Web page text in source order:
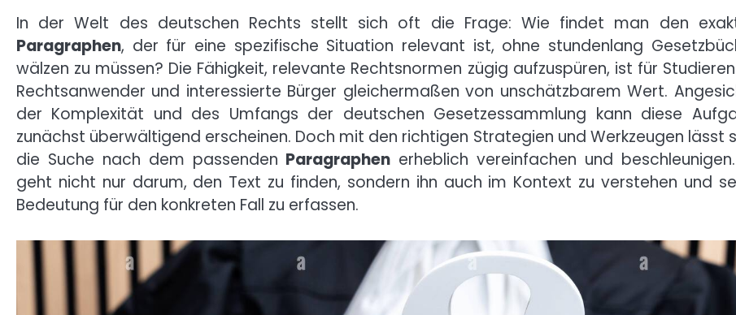
In der Welt des deutschen Rechts stellt sich oft die Frage: Wie findet man den
Paragraphen, der für eine spezifische Situation relevant ist, ohne stundenlang
wälzen zu müssen? Die Fähigkeit, relevante Rechtsnormen zügig aufzuspüren, ist für
Rechtsanwender und interessierte Bürger gleichermaßen von unschätzbarem Wert.
der Komplexität und des Umfangs der deutschen Gesetzessammlung kann diese
zunächst überwältigend erscheinen. Doch mit den richtigen Strategien und Werkzeugen lässt
die Suche nach dem passenden Paragraphen erheblich vereinfachen und
geht nicht nur darum, den Text zu finden, sondern ihn auch im Kontext zu verstehen und
Bedeutung für den konkreten Fall zu erfassen.